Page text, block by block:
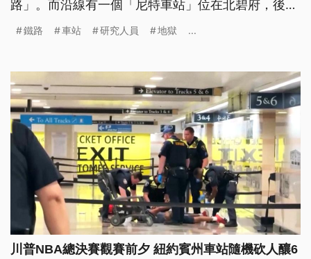
路」。而沿線有一個「尼特車站」位在北碧府，後來
水面，也讓人再度回想起戰爭的血淚史。
鐵路 車站 研究人員 地獄 ...
川普NBA總決賽觀賽前夕 紐約賓州車站隨機砍人釀6